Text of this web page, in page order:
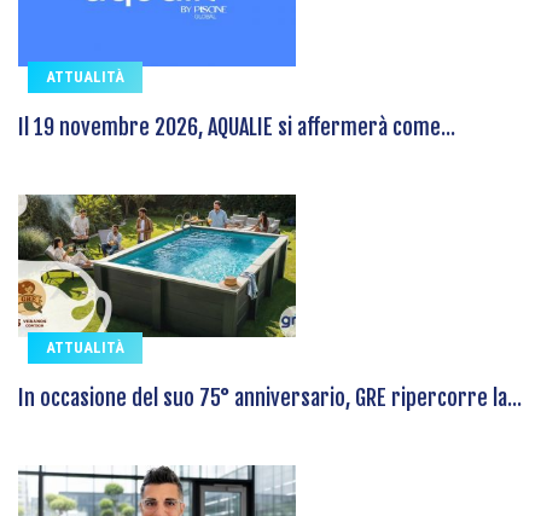
ATTUALITÀ
Il 19 novembre 2026, AQUALIE si affermerà come...
ATTUALITÀ
In occasione del suo 75° anniversario, GRE ripercorre la...